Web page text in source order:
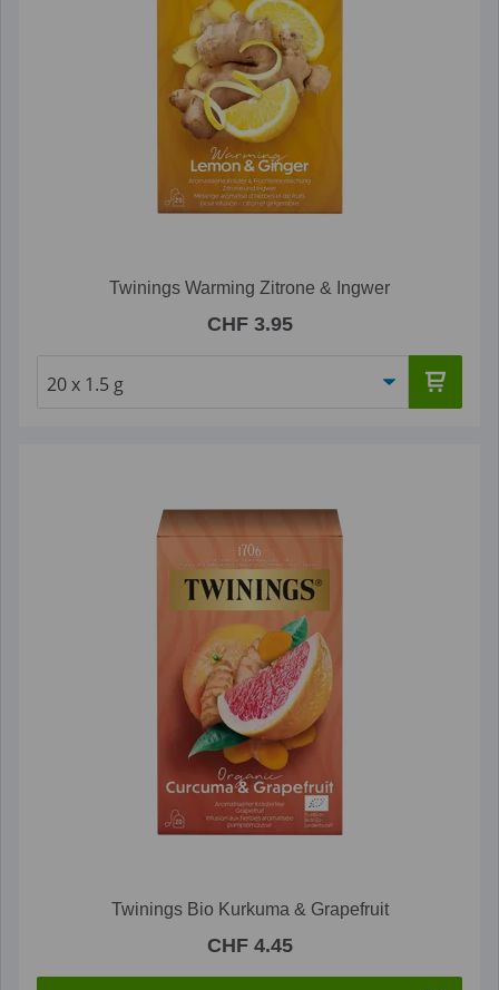
Twinings Warming Zitrone & Ingwer
CHF 3.95
Twinings Bio Kurkuma & Grapefruit
CHF 4.45